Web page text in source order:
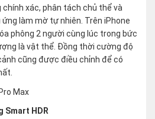
xác, phân tách chủ thể và
làm mờ tự nhiên. Trên iPhone
phông 2 người cùng lúc trong bức
là vật thể. Đồng thời cường độ
cũng được điều chỉnh để có
Smart HDR